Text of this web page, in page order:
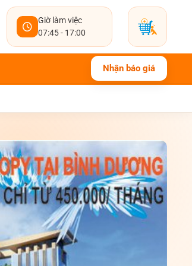
Giờ làm việc
07:45 - 17:00
Nhận báo giá